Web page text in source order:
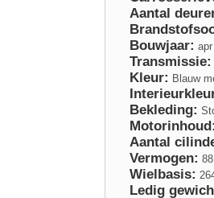
Aantal
Bouwjaar:
Transmissie:
Kleur: Blauw
Bekleding:
Aantal
Vermogen:
Wielbasis:
Ledig